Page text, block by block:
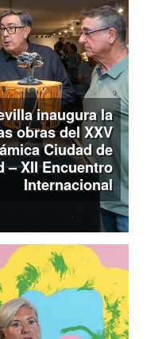
inaugura la
obras del XXV
Ciudad de
– XII Encuentro
Internacional